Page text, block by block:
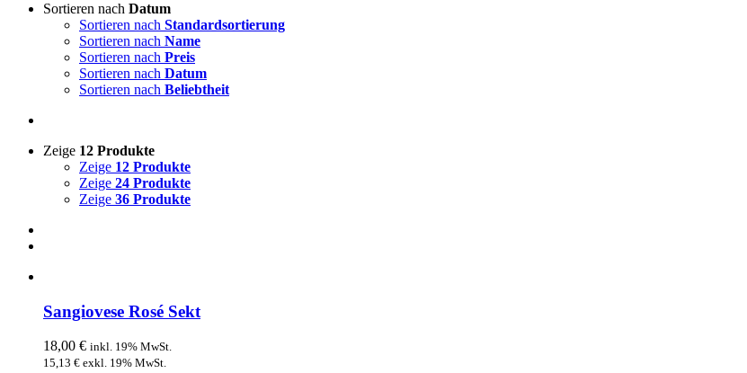
Sortieren nach Datum
Sortieren nach Standardsortierung
Sortieren nach Name
Sortieren nach Preis
Sortieren nach Datum
Sortieren nach Beliebtheit
Zeige 12 Produkte
Zeige 12 Produkte
Zeige 24 Produkte
Zeige 36 Produkte
Sangiovese Rosé Sekt
18,00 € inkl. 19% MwSt.
15,13 € exkl. 19% MwSt.